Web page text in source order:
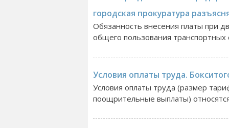
городская прокуратура
Обязанность внесения платы при
общего пользования
Условия оплаты труда.
Условия оплаты труда (размер
поощрительные выплаты)